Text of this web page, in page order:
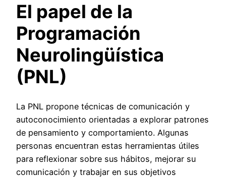
El papel de la
Programación
Neurolingüística
(PNL)
La PNL propone técnicas de comunicación y
autoconocimiento orientadas a explorar patrones
de pensamiento y comportamiento. Algunas
personas encuentran estas herramientas útiles
para reflexionar sobre sus hábitos, mejorar su
comunicación y trabajar en sus objetivos